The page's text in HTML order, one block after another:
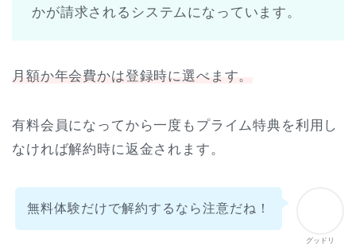
かが請求されるシステムになっています。
月額か年会費かは登録時に選べます。
有料会員になってから一度もプライム特典を利用し
なければ解約時に返金されます。
グッドリ
無料体験だけで解約するなら注意だね！